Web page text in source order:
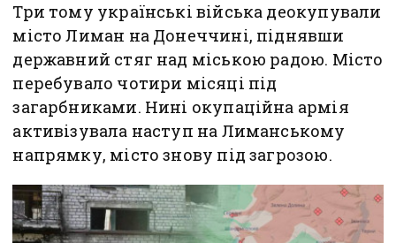
Три тому українські війська деокупували
місто Лиман на Донеччині, піднявши
державний стяг над міською радою. Місто
перебувало чотири місяці під
загарбниками. Нині окупаційна армія
активізувала наступ на Лиманському
напрямку, місто знову під загрозою.